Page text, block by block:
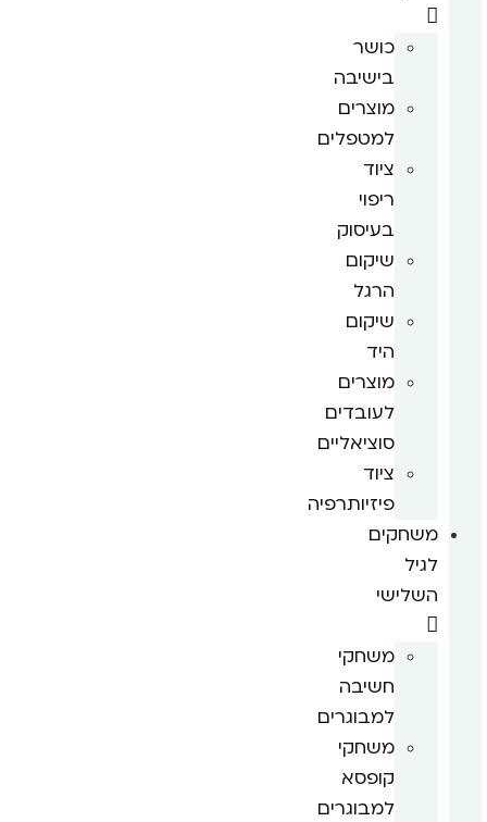
כושר
בישיבה
מוצרים
למטפלים
ציוד
ריפוי
בעיסוק
שיקום
הרגל
שיקום
היד
מוצרים
לעובדים
סוציאליים
ציוד
פיזיותרפיה
משחקים
לגיל
השלישי
משחקי
חשיבה
למבוגרים
משחקי
קופסא
למבוגרים